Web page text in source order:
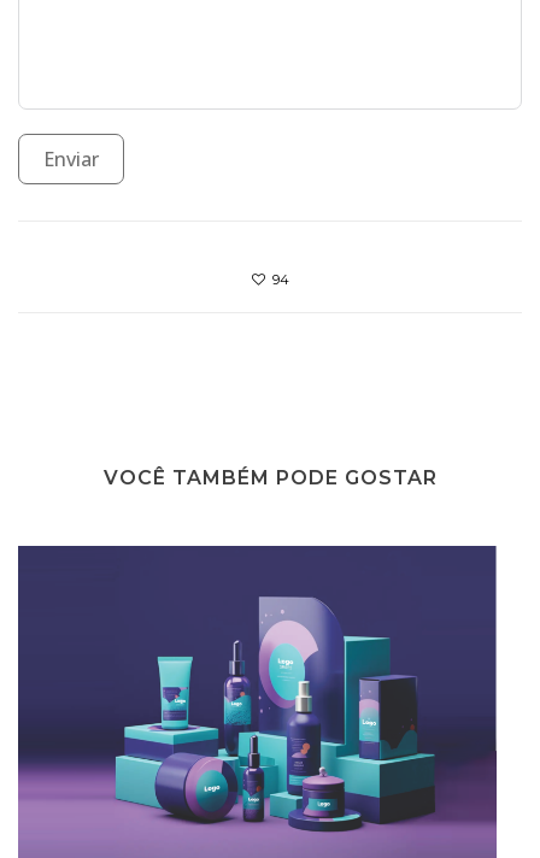
Enviar
94
VOCÊ TAMBÉM PODE GOSTAR